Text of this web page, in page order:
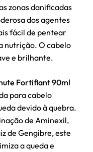
zonas danificadas
dos agentes
fácil de pentear
nutrição. O cabelo
e brilhante.
Fortifiant 90ml
para cabelo
devido à quebra.
de Aminexil,
de Gengibre, este
a queda e